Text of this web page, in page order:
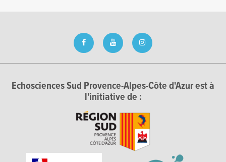
Echosciences Sud Provence-Alpes-Côte d'Azur est à
l'initiative de :